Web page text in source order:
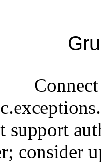
support
consider